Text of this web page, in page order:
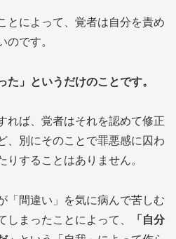
とによって、覚者は自分を責め
のです。
た」というだけのことです。
れば、覚者はそれを認めて修正
、別にそのことで罪悪感に囚わ
りすることはありません。
「間違い」を気に病んで苦しむ
まったことによって、
「自分